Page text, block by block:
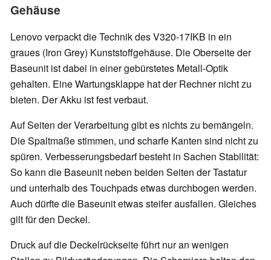
Gehäuse
Lenovo verpackt die Technik des V320-17IKB in ein
graues (Iron Grey) Kunststoffgehäuse. Die Oberseite der
Baseunit ist dabei in einer gebürstetes Metall-Optik
gehalten. Eine Wartungsklappe hat der Rechner nicht zu
bieten. Der Akku ist fest verbaut.
Auf Seiten der Verarbeitung gibt es nichts zu bemängeln.
Die Spaltmaße stimmen, und scharfe Kanten sind nicht zu
spüren. Verbesserungsbedarf besteht in Sachen Stabilität:
So kann die Baseunit neben beiden Seiten der Tastatur
und unterhalb des Touchpads etwas durchbogen werden.
Auch dürfte die Baseunit etwas steifer ausfallen. Gleiches
gilt für den Deckel.
Druck auf die Deckelrückseite führt nur an wenigen